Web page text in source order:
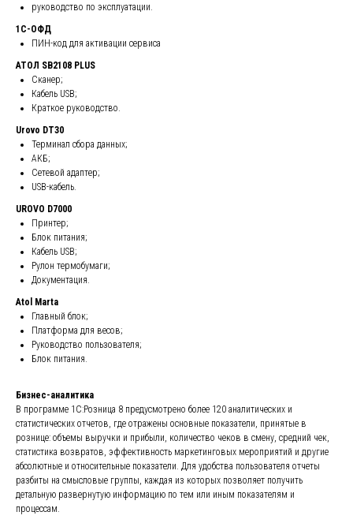
руководство по эксплуатации.
1С-ОФД
ПИН-код для активации сервиса
АТОЛ SB2108 PLUS
Сканер;
Кабель USB;
Краткое руководство.
Urovo DT30
Терминал сбора данных;
АКБ;
Сетевой адаптер;
USB-кабель.
UROVO D7000
Принтер;
Блок питания;
Кабель USB;
Рулон термобумаги;
Документация.
Atol Marta
Главный блок;
Платформа для весов;
Руководство пользователя;
Блок питания.
Бизнес-аналитика
В программе 1С:Розница 8 предусмотрено более 120 аналитических и
статистических отчетов, где отражены основные показатели, принятые в
рознице: объемы выручки и прибыли, количество чеков в смену, средний чек,
статистика возвратов, эффективность маркетинговых мероприятий и другие
абсолютные и относительные показатели. Для удобства пользователя отчеты
разбиты на смысловые группы, каждая из которых позволяет получить
детальную развернутую информацию по тем или иным показателям и
процессам.